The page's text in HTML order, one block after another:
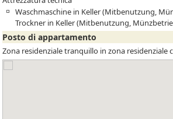
Waschmaschine in Keller (Mitbenutzung,
Trockner in Keller (Mitbenutzung,
Posto di appartamento
Zona residenziale tranquillo in zona residenziale